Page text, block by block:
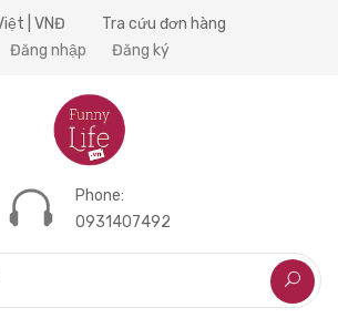
| VNĐ
Tra cứu đơn hàng
Đăng nhập
Đăng ký
Phone:
0931407492